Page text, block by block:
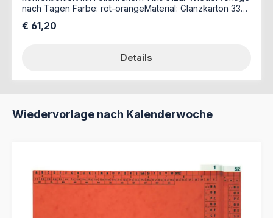
nach Tagen Farbe: rot-orangeMaterial: Glanzkarton 335
Regulärer Preis:
€ 61,20
Details
Produktgalerie überspringen
Wiedervorlage nach Kalenderwoche